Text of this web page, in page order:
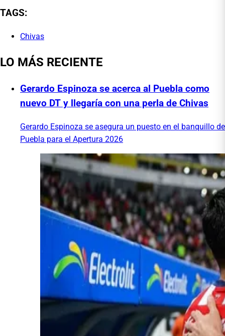
TAGS:
Chivas
LO MÁS RECIENTE
Gerardo Espinoza se acerca al Puebla como
nuevo DT y llegaría con una perla de Chivas
Gerardo Espinoza se asegura un puesto en el banquillo de
Puebla para el Apertura 2026